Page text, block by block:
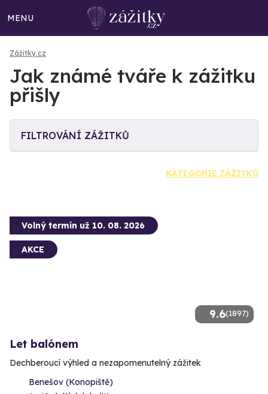
MENU
Zážitky.cz
Jak známé tváře k zážitku
přišly
FILTROVÁNÍ ZÁŽITKŮ
KATEGORIE ZÁŽITKŮ
9.6(1897)
Volný termín už 10. 08. 2026
AKCE
Let balónem
Dechberoucí výhled a nezapomenutelný zážitek
Benešov (Konopiště)